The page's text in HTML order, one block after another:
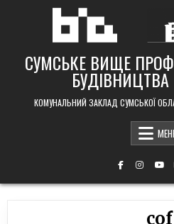
СУМСЬКЕ ВИЩЕ
КОМУНАЛЬНИЙ ЗАКЛАД СУМСЬКОЇ
cof